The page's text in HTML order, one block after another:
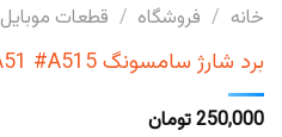
خانه / فروشگاه / قطعات موبایل
برد شارژ سامسونگ Galaxy A51 #A515
250,000تومان